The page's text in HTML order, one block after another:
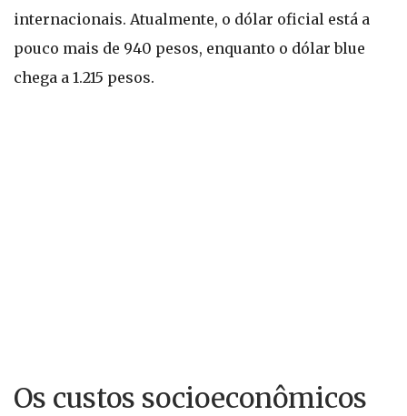
internacionais. Atualmente, o dólar oficial está a
pouco mais de 940 pesos, enquanto o dólar blue
chega a 1.215 pesos.
Os custos socioeconômicos